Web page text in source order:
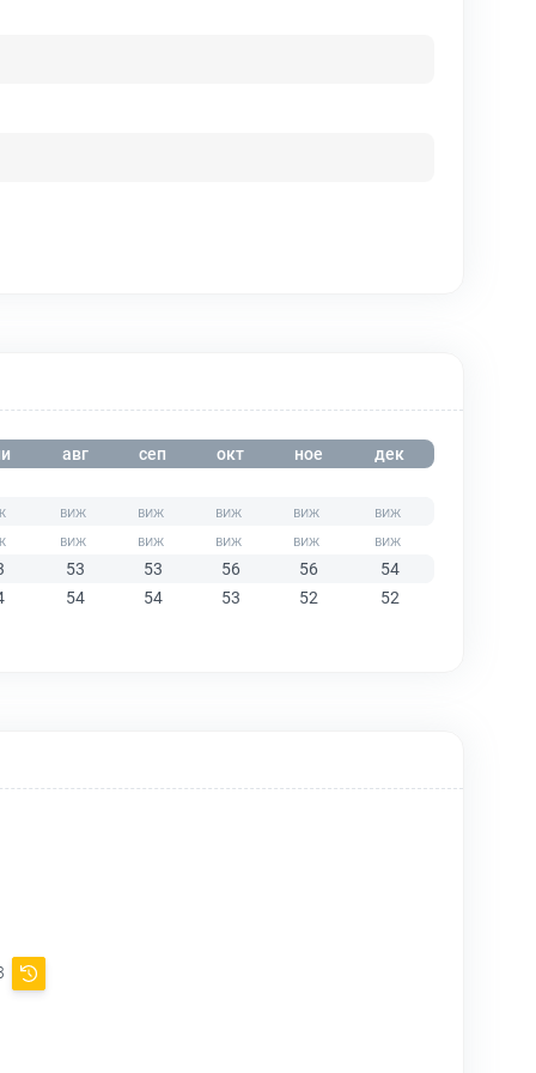
авг сеп окт ное дек
53 53 56 56
54
54 54 53 52 52